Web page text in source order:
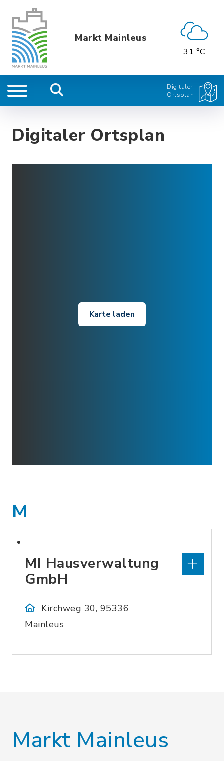
Markt Mainleus
31 °C
Digitaler
Ortsplan
Digitaler Ortsplan
Karte laden
M
MI Hausverwaltung
GmbH
Kirchweg 30, 95336
Mainleus
Markt Mainleus